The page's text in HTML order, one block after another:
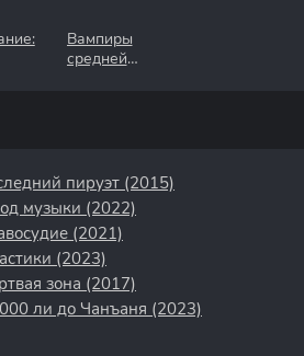
Вампиры
средней
пируэт (2015)
музыки (2022)
(2021)
(2023)
зона (2017)
ли до Чанъаня (2023)